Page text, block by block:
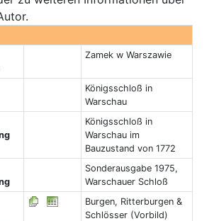
Zamek w Warszawie
Königsschloß in
Warschau
Königsschloß in
Warschau im
Bauzustand von 1772
Sonderausgabe 1975,
Warschauer Schloß
Burgen, Ritterburgen &
Schlösser (Vorbild)